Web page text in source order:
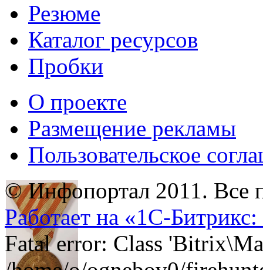
Резюме
Каталог ресурсов
Пробки
О проекте
Размещение рекламы
Пользовательское
© Инфопортал 2011. Все
Работает на «1С-
Fatal error: Class